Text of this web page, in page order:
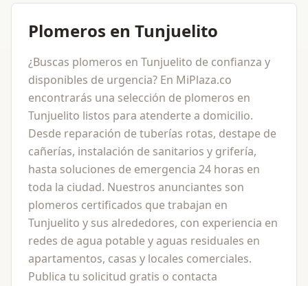
Plomeros en Tunjuelito
¿Buscas plomeros en Tunjuelito de confianza y
disponibles de urgencia? En MiPlaza.co
encontrarás una selección de plomeros en
Tunjuelito listos para atenderte a domicilio.
Desde reparación de tuberías rotas, destape de
cañerías, instalación de sanitarios y grifería,
hasta soluciones de emergencia 24 horas en
toda la ciudad. Nuestros anunciantes son
plomeros certificados que trabajan en
Tunjuelito y sus alrededores, con experiencia en
redes de agua potable y aguas residuales en
apartamentos, casas y locales comerciales.
Publica tu solicitud gratis o contacta